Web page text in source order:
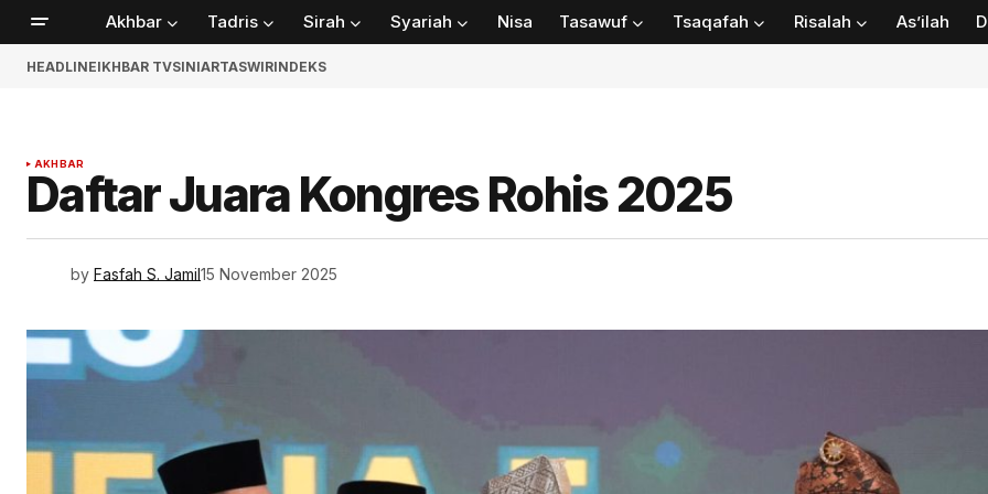
Akhbar Tadris Sirah Syariah Nisa Tasawuf Tsaqafah Risalah As’ilah
HEADLINEIKHBAR TVSINIARTASWIRINDEKS
AKHBAR
Daftar Juara Kongres Rohis 2025
by Fasfah S. Jamil15 November 2025